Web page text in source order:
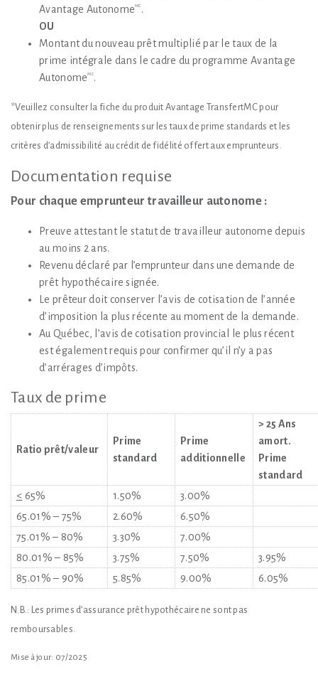
Avantage AutonomeMC .
OU
Montant du nouveau prêt multiplié par le taux de la
prime intégrale dans le cadre du programme Avantage
AutonomeMC.
*Veuillez consulter la fiche du produit Avantage TransfertMC pour
obtenir plus de renseignements sur les taux de prime standards et les
critères d’admissibilité au crédit de fidélité offert aux emprunteurs.
Documentation requise
Pour chaque emprunteur travailleur autonome :
Preuve attestant le statut de travailleur autonome depuis
au moins 2 ans.
Revenu déclaré par l’emprunteur dans une demande de
prêt hypothécaire signée.
Le prêteur doit conserver l’avis de cotisation de l’année
d’imposition la plus récente au moment de la demande.
Au Québec, l’avis de cotisation provincial le plus récent
est également requis pour confirmer qu’il n’y a pas
d’arrérages d’impôts.
Taux de prime
Ratio prêt/valeur
Prime
standard
Prime
additionnelle
> 25 Ans
amort.
Prime
standard
< 65% 1.50%
3.00%
65.01% – 75%
2.60%
6.50%
75.01% – 80%
3.30%
7.00%
80.01% – 85%
3.75% 7.50%
3.95%
85.01% – 90%
5.85% 9.00% 6.05%
N.B.: Les primes d’assurance prêt hypothécaire ne sont pas
remboursables.
Mise à jour: 07/2025